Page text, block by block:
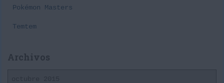
Pokémon Masters
Temtem
Archivos